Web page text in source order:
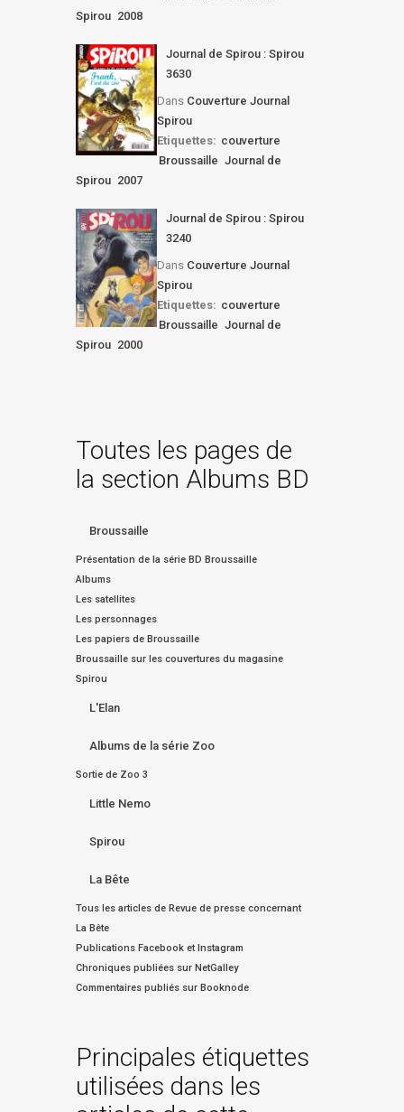
Spirou 2008
Journal de Spirou : Spirou
3630
Dans Couverture Journal
Spirou
Etiquettes: couverture
Broussaille Journal de
Spirou 2007
Journal de Spirou : Spirou
3240
Dans Couverture Journal
Spirou
Etiquettes: couverture
Broussaille Journal de
Spirou 2000
Toutes les pages de
la section Albums BD
Broussaille
Présentation de la série BD Broussaille
Albums
Les satellites
Les personnages
Les papiers de Broussaille
Broussaille sur les couvertures du magasine
Spirou
L'Elan
Albums de la série Zoo
Sortie de Zoo 3
Little Nemo
Spirou
La Bête
Tous les articles de Revue de presse concernant
La Bête
Publications Facebook et Instagram
Chroniques publiées sur NetGalley
Commentaires publiés sur Booknode
Principales étiquettes
utilisées dans les